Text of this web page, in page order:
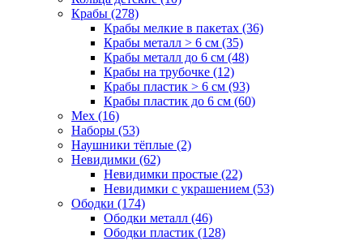
Крабы (278)
Крабы мелкие в пакетах (36)
Крабы металл > 6 см (35)
Крабы металл до 6 см (48)
Крабы на трубочке (12)
Крабы пластик > 6 см (93)
Крабы пластик до 6 см (60)
Мех (16)
Наборы (53)
Наушники тёплые (2)
Невидимки (62)
Невидимки простые (22)
Невидимки с украшением (53)
Ободки (174)
Ободки металл (46)
Ободки пластик (128)